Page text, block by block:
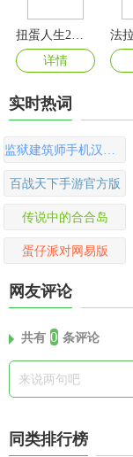
详情
实时热词
百战天下手游官方版
传说中的合合岛
蛋仔派对网易版
网友评论
共有 0 条评论
同类排行榜